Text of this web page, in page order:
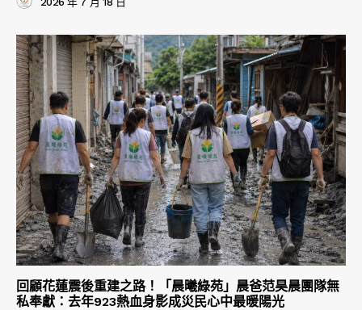
回顧花蓮震後重建之路！「晨曦綠苑」晨爸范昊晨團隊無
私奉獻：去年923熱血身影成災民心中最暖陽光